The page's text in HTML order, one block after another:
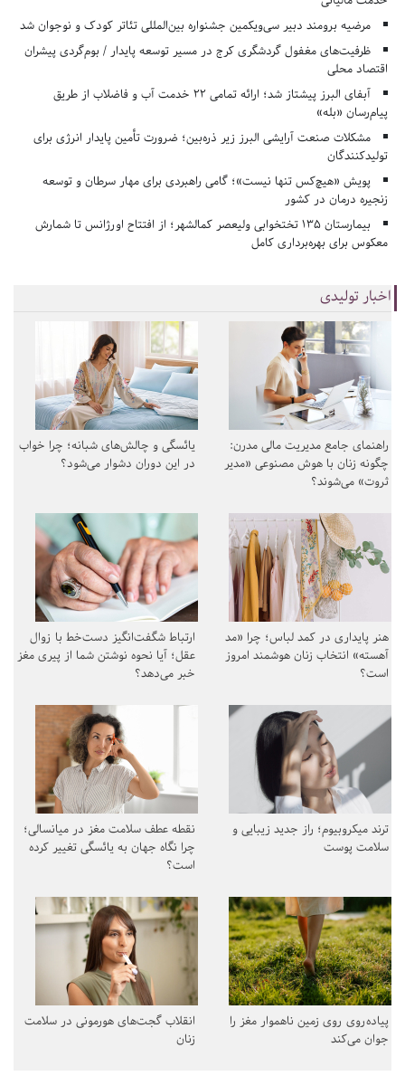
مرضیه برومند دبیر سی‌ویکمین جشنواره بین‌المللی تئاتر کودک و نوجوان شد
ظرفیت‌های مغفول گردشگری کرج در مسیر توسعه پایدار / بوم‌گردی پیشران
اقتصاد محلی
آبفای البرز پیشتاز شد؛ ارائه تمامی ۲۲ خدمت آب و فاضلاب از طریق
پیام‌رسان «بله»
مشکلات صنعت آرایشی البرز زیر ذره‌بین؛ ضرورت تأمین پایدار انرژی برای
تولیدکنندگان
پویش «هیچ‌کس تنها نیست»؛ گامی راهبردی برای مهار سرطان و توسعه
زنجیره درمان در کشور
بیمارستان ۱۳۵ تختخوابی ولیعصر کمالشهر؛ از افتتاح اورژانس تا شمارش
معکوس برای بهره‌برداری کامل
اخبار تولیدی
راهنمای جامع مدیریت مالی مدرن:
چگونه زنان با هوش مصنوعی «مدیر
ثروت» می‌شوند؟
یائسگی و چالش‌های شبانه؛ چرا خواب
در این دوران دشوار می‌شود؟
هنر پایداری در کمد لباس؛ چرا «مد
آهسته» انتخاب زنان هوشمند امروز
است؟
ارتباط شگفت‌انگیز دست‌خط با زوال
عقل؛ آیا نحوه نوشتن شما از پیری مغز
خبر می‌دهد؟
ترند میکروبیوم؛ راز جدید زیبایی و
سلامت پوست
نقطه عطف سلامت مغز در میانسالی؛
چرا نگاه جهان به یائسگی تغییر کرده
است؟
پیاده‌روی روی زمین ناهموار مغز را
جوان می‌کند
انقلاب گجت‌های هورمونی در سلامت
زنان